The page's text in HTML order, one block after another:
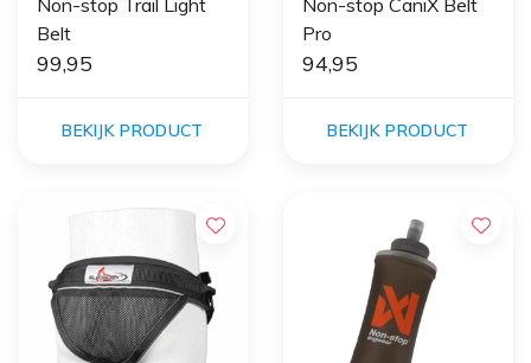
Non-stop Trail Light
Belt
99,95
BEKIJK PRODUCT
Non-stop CaniX Belt
Pro
94,95
BEKIJK PRODUCT